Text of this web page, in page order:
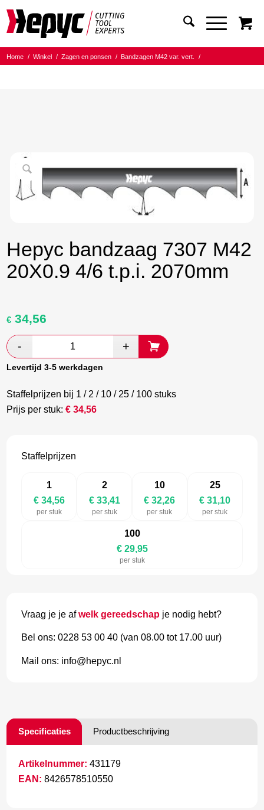
Home / Winkel / Zagen en ponsen / Bandzagen M42 var. vert.
/
Hepyc bandzaag 7307 M42
20X0.9 4/6 t.p.i. 2070mm
Oorspronkelijke
was:
€ 57,60.
€ 34,56
€ 33,41.
Levertijd 3-5 werkdagen
Staffelprijzen bij 1 / 2 / 10 / 25 / 100 stuks
Prijs per stuk:€34,56
Staffelprijzen
1
€ 34,56
per stuk
2
€ 33,41
per stuk
10
€ 32,26
per stuk
25
€ 31,10
per stuk
100
€ 29,95
per stuk
Vraag je je afwelk gereedschap je nodig hebt?
Bel ons: 0228 53 00 40 (van 08.00 tot 17.00 uur)
Mail ons: info@hepyc.nl
Specificaties Productbeschrijving
Artikelnummer: 431179
EAN: 8426578510550